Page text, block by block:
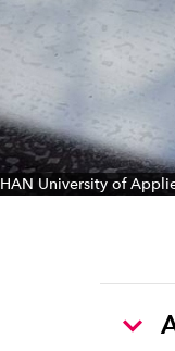
HAN University of